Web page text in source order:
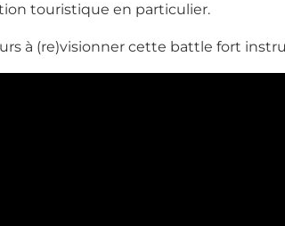
touristique en particulier.
à (re)visionner cette battle fort